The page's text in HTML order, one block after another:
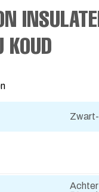
KOUD